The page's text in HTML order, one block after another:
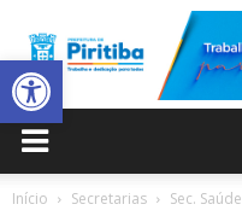
Abrir a barra de ferramentas
Início Secretarias Sec. Saúde